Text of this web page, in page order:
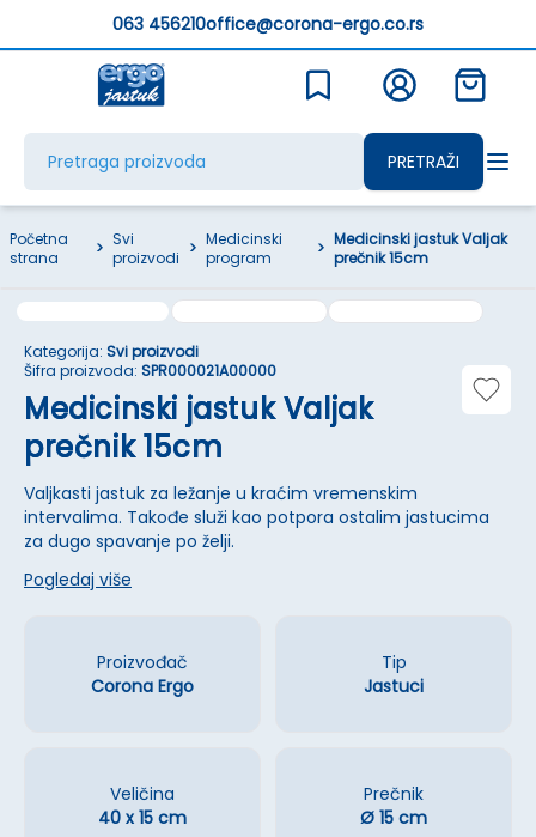
063 456210office@corona-ergo.co.rs
PRETRAŽI
Početna
strana
> Svi
proizvodi > Medicinski
program
> Medicinski jastuk Valjak
prečnik 15cm
Kategorija: Svi proizvodi
Šifra proizvoda: SPR000021A00000
Medicinski jastuk Valjak
prečnik 15cm
Valjkasti jastuk za ležanje u kraćim vremenskim
intervalima. Takođe služi kao potpora ostalim jastucima
za dugo spavanje po želji.
Pogledaj više
Proizvođač
Corona Ergo
Tip
Jastuci
Veličina
40 x 15 cm
Prečnik
Ø 15 cm